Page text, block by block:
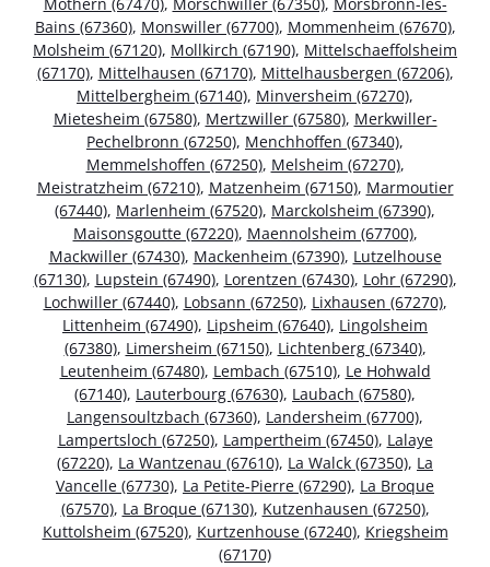
Bains (67360), Monswiller (67700), Mommenheim (67670),
Molsheim (67120), Mollkirch (67190), Mittelschaeffolsheim
(67170), Mittelhausen (67170), Mittelhausbergen (67206),
Mittelbergheim (67140), Minversheim (67270),
Mietesheim (67580), Mertzwiller (67580), Merkwiller-
Pechelbronn (67250), Menchhoffen (67340),
Memmelshoffen (67250), Melsheim (67270),
Meistratzheim (67210), Matzenheim (67150), Marmoutier
(67440), Marlenheim (67520), Marckolsheim (67390),
Maisonsgoutte (67220), Maennolsheim (67700),
Mackwiller (67430), Mackenheim (67390), Lutzelhouse
(67130), Lupstein (67490), Lorentzen (67430), Lohr (67290),
Lochwiller (67440), Lobsann (67250), Lixhausen (67270),
Littenheim (67490), Lipsheim (67640), Lingolsheim
(67380), Limersheim (67150), Lichtenberg (67340),
Leutenheim (67480), Lembach (67510), Le Hohwald
(67140), Lauterbourg (67630), Laubach (67580),
Langensoultzbach (67360), Landersheim (67700),
Lampertsloch (67250), Lampertheim (67450), Lalaye
(67220), La Wantzenau (67610), La Walck (67350), La
Vancelle (67730), La Petite-Pierre (67290), La Broque
(67570), La Broque (67130), Kutzenhausen (67250),
Kuttolsheim (67520), Kurtzenhouse (67240), Kriegsheim
(67170)